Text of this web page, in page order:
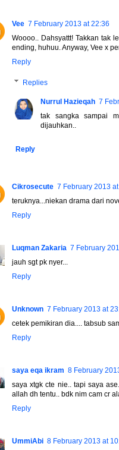
Vee 7 February 2013 at 22:36
Woooo.. Dahsyattt! Takkan tak
ending, huhuu. Anyway, Vee x
Reply
Replies
Nurrul Hazieqah 7
tak sangka sampai
dijauhkan..
Reply
Cikrosecute 7 February 2013
teruknya...niekan drama dari
Reply
Luqman Zakaria 7 February
jauh sgt pk nyer...
Reply
Unknown 7 February 2013 at
cetek pemikiran dia.... tabsub
Reply
saya eqa ikram 8 February
saya xtgk cte nie.. tapi saya
allah dh tentu.. bdk nim cam cr
Reply
UmmiAbi 8 February 2013 at